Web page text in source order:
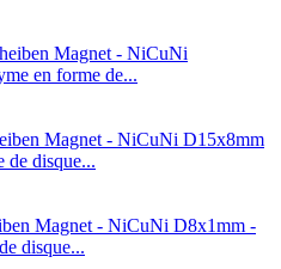
en forme de...
D15x8mm
de disque...
D8x1mm -
disque...